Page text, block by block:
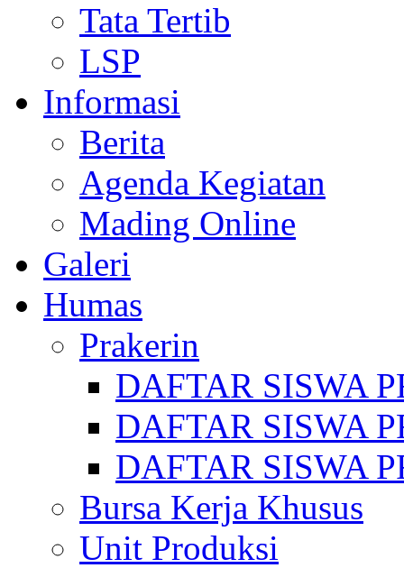
Tata Tertib
LSP
Informasi
Berita
Agenda Kegiatan
Mading Online
Galeri
Humas
Prakerin
DAFTAR SISWA
DAFTAR SISWA
DAFTAR SISWA
Bursa Kerja Khusus
Unit Produksi